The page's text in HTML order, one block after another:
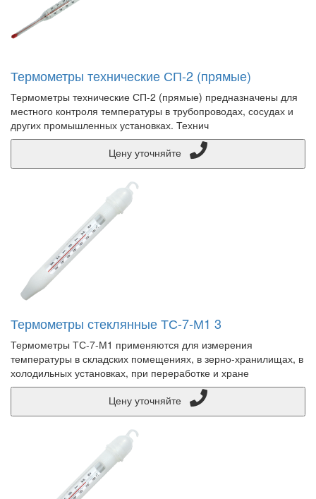
Термометры технические СП-2 (прямые)
Термометры технические СП-2 (прямые) предназначены для
местного контроля температуры в трубопроводах, сосудах и
других промышленных установках. Технич
Термометры стеклянные ТС-7-М1 3
Термометры ТС-7-М1 применяются для измерения
температуры в складских помещениях, в зерно-хранилищах, в
холодильных установках, при переработке и хране